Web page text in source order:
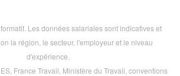
Les données salariales sont indicatives et
la région, le secteur, l'employeur et le niveau
d'expérience.
France Travail, Ministère du Travail, conventions